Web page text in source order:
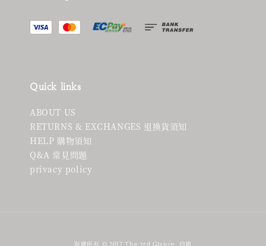
Quick links
ABOUT US
RETURNS & EXCHANGES 退換貨須知
HELP 購物須知
Q&A 常見問題
privacy policy
版權所有 © 2017 The 3rd Glance. 信箱